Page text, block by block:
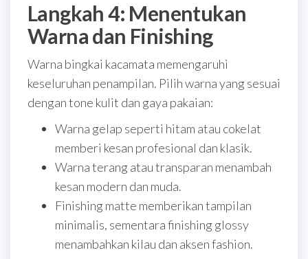
Langkah 4: Menentukan
Warna dan Finishing
Warna bingkai kacamata memengaruhi
keseluruhan penampilan. Pilih warna yang sesuai
dengan tone kulit dan gaya pakaian:
Warna gelap seperti hitam atau cokelat
memberi kesan profesional dan klasik.
Warna terang atau transparan menambah
kesan modern dan muda.
Finishing matte memberikan tampilan
minimalis, sementara finishing glossy
menambahkan kilau dan aksen fashion.